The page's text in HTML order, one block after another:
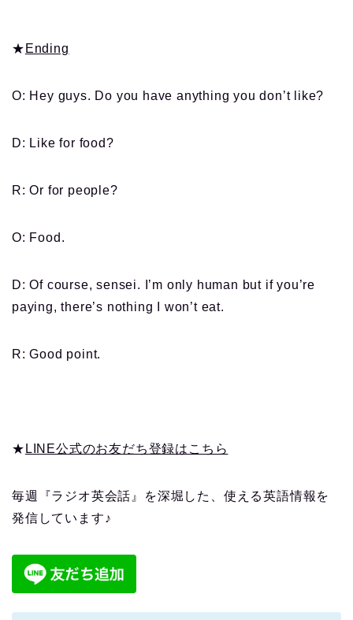
★ Ending
O: Hey guys. Do you have anything you don’t like?
D: Like for food?
R: Or for people?
O: Food.
D: Of course, sensei. I’m only human but if you’re
paying, there’s nothing I won’t eat.
R: Good point.
★ LINE公式のお友だち登録はこちら
毎週『ラジオ英会話』を深堀した、使える英語情報を
発信しています♪